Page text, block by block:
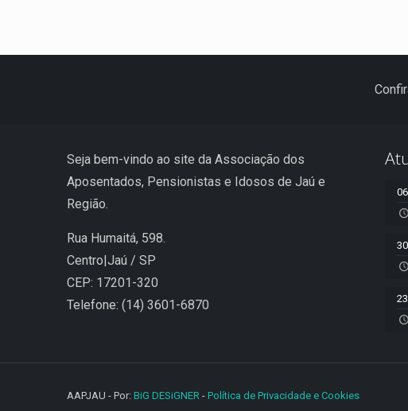
Seja bem-vindo ao site da Associação dos
Aposentados, Pensionistas e Idosos de Jaú e
Região.
Rua Humaitá, 598.
Centro|Jaú / SP
CEP: 17201-320
Telefone: (14) 3601-6870
AAPJAU - Por: BiG DESiGNER - Política de Privacidade e Cookies